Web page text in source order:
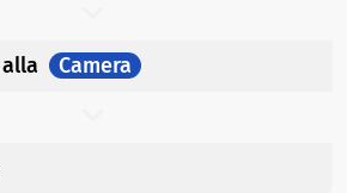
alla Camera